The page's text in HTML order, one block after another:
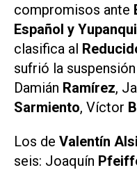
compromisos ante
Español y Yupanqui
clasifica al
sufrió la
Damián Ramírez,
Sarmiento, Víctor
Los de Valentín
seis: Joaquín